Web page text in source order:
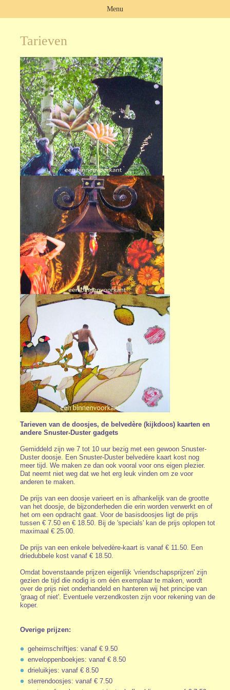
Menu
Tarieven
Tarieven van de doosjes, de belvedère (kijkdoos) kaarten en
andere Snuster-Duster gadgets
Gemiddeld zijn we 7 tot 10 uur bezig met een gewoon Snuster-
Duster doosje. Een Snuster-Duster belvedère kaart kost nog
meer tijd. We maken ze dan ook vooral voor ons eigen plezier.
Dat neemt niet weg dat we het erg leuk vinden om ze voor
anderen te maken.
De prijs van een doosje varieert en is afhankelijk van de grootte
van het doosje, de bijzonderheden die erin worden verwerkt en of
het om een opdracht gaat. Voor de basisdoosjes ligt de prijs
tussen € 7.50 en € 18.50. Bij de 'specials' kan de prijs oplopen tot
maximaal € 25.00.
De prijs van een enkele belvedère-kaart is vanaf € 11.50. Een
driedubbele kost vanaf € 18.50.
Omdat bovenstaande prijzen eigenlijk 'vriendschapsprijzen' zijn
gezien de tijd die nodig is om één exemplaar te maken, wordt
over de prijs niet onderhandeld en hanteren wij het principe van
'graag of niet'. Eventuele verzendkosten zijn voor rekening van de
koper.
Overige prijzen:
geheimschriftjes: vanaf € 9.50
enveloppenboekjes: vanaf € 8.50
drieluikjes: vanaf € 8.50
sterrendoosjes: vanaf € 7.50